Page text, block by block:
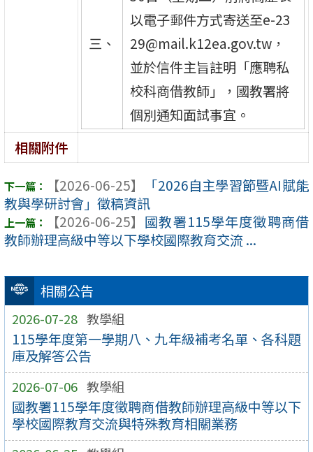
相關公告
2026-07-28 教學組
115學年度第一學期八、九年級補考名單、各科題
庫及解答公告
2026-07-06 教學組
國教署115學年度徵聘商借教師辦理高級中等以下
學校國際教育交流與特殊教育相關業務
三、
以電子郵件方式寄送至e-23
29@mail.k12ea.gov.tw，
並於信件主旨註明「應聘私
校科商借教師」，國教署將
個別通知面試事宜。
相關附件
【2026-06-25】
「2026自主學習節暨AI賦能
教與學研討會」徵稿資訊
【2026-06-25】 國教署115學年度徵聘商借
教師辦理高級中等以下學校國際教育交流 ...